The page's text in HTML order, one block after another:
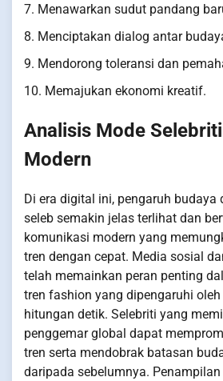
7. Menawarkan sudut pandang
8. Menciptakan dialog antar
9. Mendorong toleransi dan
10. Memajukan ekonomi kreatif.
Analisis Mode
Modern
Di era digital ini, pengaruh budaya
seleb semakin jelas terlihat dan
komunikasi modern yang
tren dengan cepat. Media sosial
telah memainkan peran penting
tren fashion yang dipengaruhi
hitungan detik. Selebriti yang
penggemar global dapat
tren serta mendobrak batasan
daripada sebelumnya.